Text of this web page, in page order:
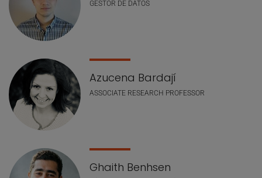
GESTOR DE DATOS
Azucena Bardají
ASSOCIATE RESEARCH PROFESSOR
Ghaith Benhsen